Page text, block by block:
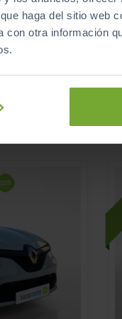
haga del sitio web
otra información
13.990 €
174
€/mes